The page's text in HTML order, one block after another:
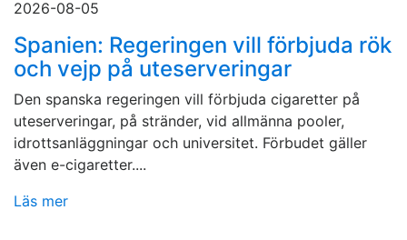
2026-08-05
Spanien: Regeringen vill förbjuda rök
och vejp på uteserveringar
Den spanska regeringen vill förbjuda cigaretter på
uteserveringar, på stränder, vid allmänna pooler,
idrottsanläggningar och universitet. Förbudet gäller
även e-cigaretter....
Läs mer